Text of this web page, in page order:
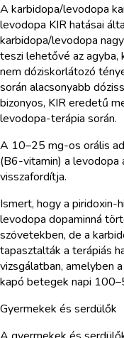
A karbidopa/levodopa
levodopa KIR hatásai
karbidopa/levodopa
teszi lehetővé az agyba,
nem dóziskorlátozó
során alacsonyabb
bizonyos, KIR eredetű
levodopa-terápia során.
A 10–25 mg-os orális
(B6-vitamin) a levodopa
visszafordítja.
Ismert, hogy a
levodopa dopaminná
szövetekben, de a
tapasztalták a terápiás
vizsgálatban, amelyben
kapó betegek napi
Gyermekek és serdülők